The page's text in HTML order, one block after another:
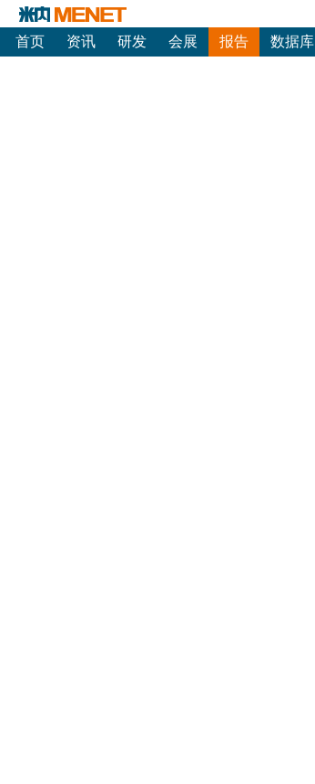
首页 资讯 研发 会展 报告 数据库